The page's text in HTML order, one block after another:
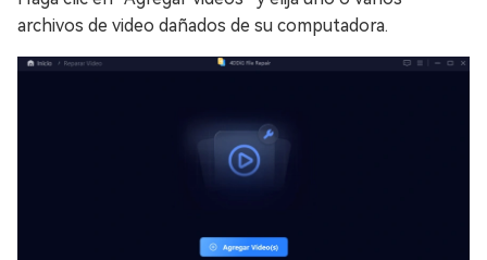
archivos de video dañados de su computadora.